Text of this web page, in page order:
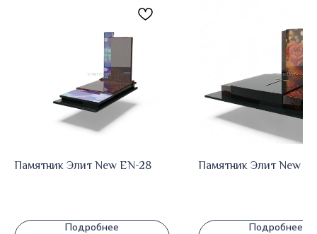
Памятник Элит New EN-28
Подробнее
Памятник Элит New
Подробнее